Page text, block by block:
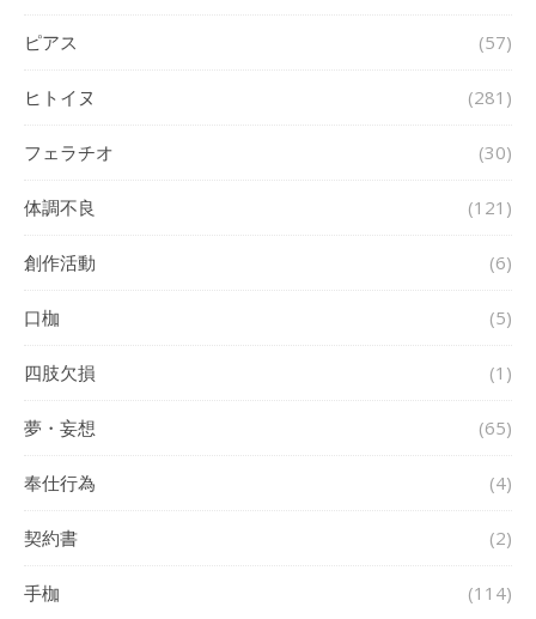
ピアス (57)
ヒトイヌ (281)
フェラチオ (30)
体調不良 (121)
創作活動 (6)
口枷 (5)
四肢欠損 (1)
夢・妄想 (65)
奉仕行為 (4)
契約書 (2)
手枷 (114)